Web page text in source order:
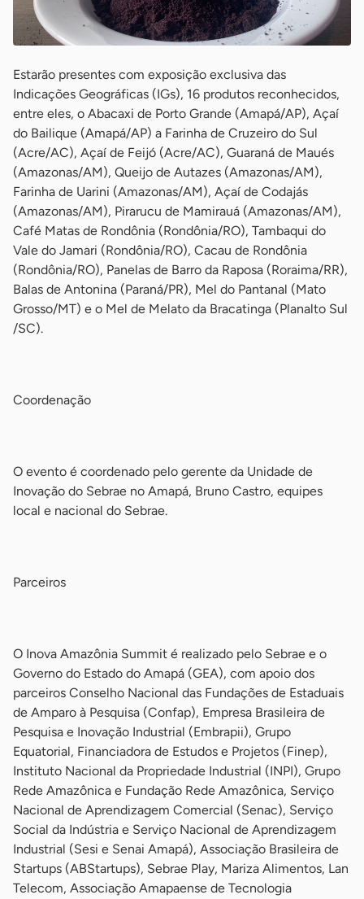
Estarão presentes com exposição exclusiva das
Indicações Geográficas (IGs), 16 produtos reconhecidos,
entre eles, o Abacaxi de Porto Grande (Amapá/AP), Açaí
do Bailique (Amapá/AP) a Farinha de Cruzeiro do Sul
(Acre/AC), Açaí de Feijó (Acre/AC), Guaraná de Maués
(Amazonas/AM), Queijo de Autazes (Amazonas/AM),
Farinha de Uarini (Amazonas/AM), Açaí de Codajás
(Amazonas/AM), Pirarucu de Mamirauá (Amazonas/AM),
Café Matas de Rondônia (Rondônia/RO), Tambaqui do
Vale do Jamari (Rondônia/RO), Cacau de Rondônia
(Rondônia/RO), Panelas de Barro da Raposa (Roraima/RR),
Balas de Antonina (Paraná/PR), Mel do Pantanal (Mato
Grosso/MT) e o Mel de Melato da Bracatinga (Planalto Sul
/SC).
Coordenação
O evento é coordenado pelo gerente da Unidade de
Inovação do Sebrae no Amapá, Bruno Castro, equipes
local e nacional do Sebrae.
Parceiros
O Inova Amazônia Summit é realizado pelo Sebrae e o
Governo do Estado do Amapá (GEA), com apoio dos
parceiros Conselho Nacional das Fundações de Estaduais
de Amparo à Pesquisa (Confap), Empresa Brasileira de
Pesquisa e Inovação Industrial (Embrapii), Grupo
Equatorial, Financiadora de Estudos e Projetos (Finep),
Instituto Nacional da Propriedade Industrial (INPI), Grupo
Rede Amazônica e Fundação Rede Amazônica, Serviço
Nacional de Aprendizagem Comercial (Senac), Serviço
Social da Indústria e Serviço Nacional de Aprendizagem
Industrial (Sesi e Senai Amapá), Associação Brasileira de
Startups (ABStartups), Sebrae Play, Mariza Alimentos, Lan
Telecom, Associação Amapaense de Tecnologia